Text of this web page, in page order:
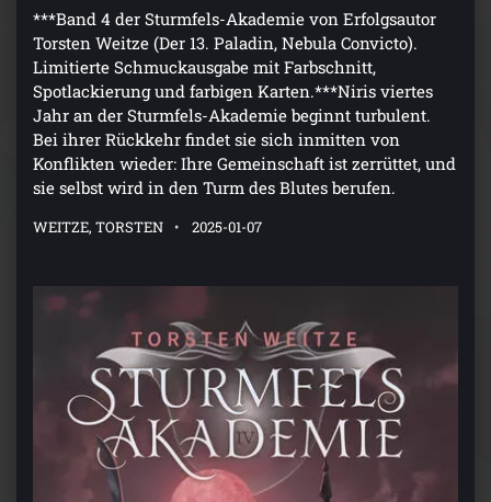
***Band 4 der Sturmfels-Akademie von Erfolgsautor
Torsten Weitze (Der 13. Paladin, Nebula Convicto).
Limitierte Schmuckausgabe mit Farbschnitt,
Spotlackierung und farbigen Karten.***Niris viertes
Jahr an der Sturmfels-Akademie beginnt turbulent.
Bei ihrer Rückkehr findet sie sich inmitten von
Konflikten wieder: Ihre Gemeinschaft ist zerrüttet, und
sie selbst wird in den Turm des Blutes berufen.
WEITZE, TORSTEN 2025-01-07